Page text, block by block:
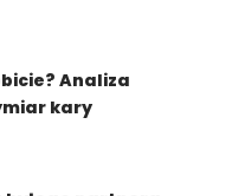
Analiza
kary